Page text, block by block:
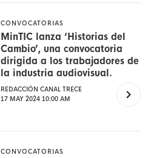
CONVOCATORIAS
MinTIC lanza ‘Historias del
Cambio’, una convocatoria
dirigida a los trabajadores de
la industria audiovisual.
REDACCIÓN CANAL TRECE
17 MAY 2024 10:00 AM
CONVOCATORIAS